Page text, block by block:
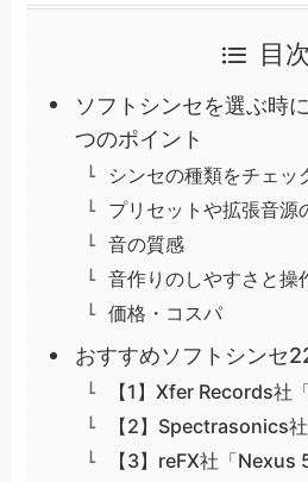
目次
ソフトシンセを選ぶ時
つのポイント
シンセの種類をチェッ
プリセットや拡張音源
音の質感
音作りのしやすさと操
価格・コスパ
おすすめソフトシンセ
【1】Xfer Records社
【2】Spectrasonics
【3】reFX社「Nexus 5